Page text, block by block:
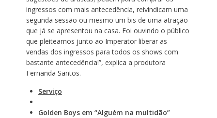
ingressos com mais antecedência, reivindicam uma
segunda sessão ou mesmo um bis de uma atração
que já se apresentou na casa. Foi ouvindo o público
que pleiteamos junto ao Imperator liberar as
vendas dos ingressos para todos os shows com
bastante antecedência!”, explica a produtora
Fernanda Santos.
Serviço
Golden Boys em “Alguém na multidão”